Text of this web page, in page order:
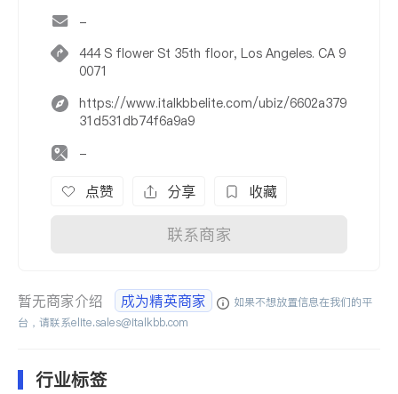
-
444 S flower St 35th floor, Los Angeles. CA 9
0071
https://www.italkbbelite.com/ubiz/6602a379
31d531db74f6a9a9
-
点赞 分享 收藏
联系商家
暂无商家介绍 成为精英商家
如果不想放置信息在我们的平
台，请联系elite.sales@italkbb.com
行业标签